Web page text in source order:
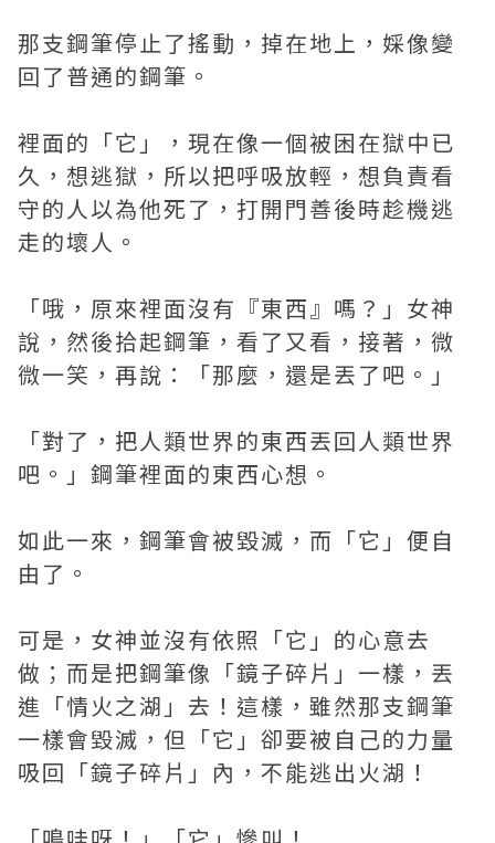
那支鋼筆停止了搖動，掉在地上，婇像變
回了普通的鋼筆。
裡面的「它」，現在像一個被困在獄中已
久，想逃獄，所以把呼吸放輕，想負責看
守的人以為他死了，打開門善後時趁機逃
走的壞人。
「哦，原來裡面沒有『東西』嗎？」女神
說，然後拾起鋼筆，看了又看，接著，微
微一笑，再說：「那麼，還是丟了吧。」
「對了，把人類世界的東西丟回人類世界
吧。」鋼筆裡面的東西心想。
如此一來，鋼筆會被毀滅，而「它」便自
由了。
可是，女神並沒有依照「它」的心意去
做；而是把鋼筆像「鏡子碎片」一樣，丟
進「情火之湖」去！這樣，雖然那支鋼筆
一樣會毀滅，但「它」卻要被自己的力量
吸回「鏡子碎片」內，不能逃出火湖！